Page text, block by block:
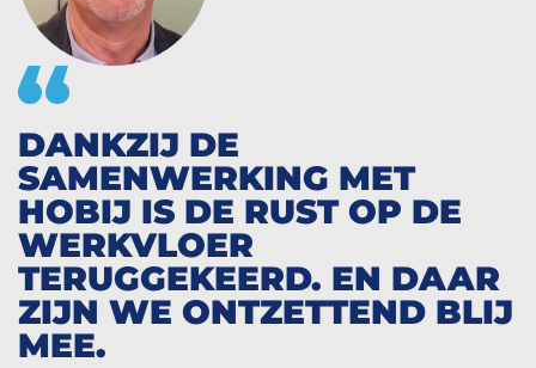
DANKZIJ DE
SAMENWERKING MET
HOBIJ IS DE RUST OP DE
WERKVLOER
TERUGGEKEERD. EN DAAR
ZIJN WE ONTZETTEND BLIJ
MEE.